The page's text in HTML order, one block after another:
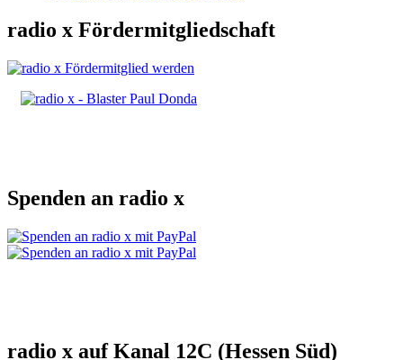
radio x Fördermitgliedschaft
Spenden an radio x
radio x auf Kanal 12C (Hessen Süd)